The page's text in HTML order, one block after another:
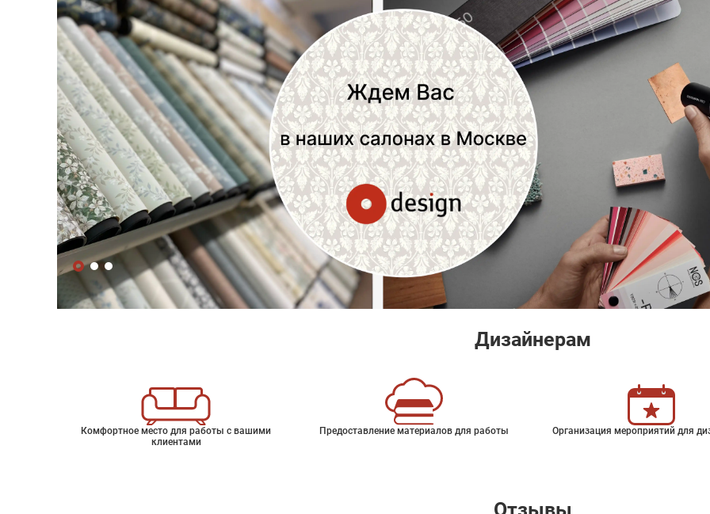
Дизайнерам
Комфортное место для работы с вашими
клиентами
Предоставление материалов для работы Организация мероприятий для